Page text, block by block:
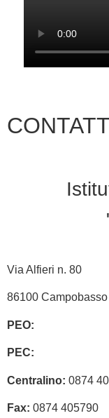
Via Alfieri n. 80
86100 Campobasso
PEO:
PEC:
Centralino: 0874
Fax: 0874 405790